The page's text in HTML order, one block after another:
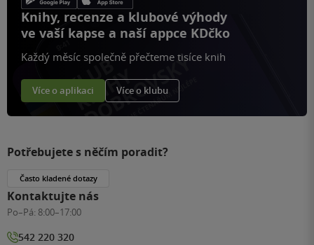
Knihy, recenze a klubové výhody
ve vaší kapse a naší appce KDčko
Každý měsíc společně přečteme tisíce knih
Více o aplikaci Více o klubu
Potřebujete s něčím poradit?
Často kladené dotazy
Kontaktujte nás
Po–Pá: 8:00–17:00
542 220 320